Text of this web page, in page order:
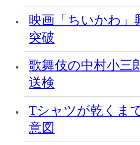
映画「ちいかわ」
突破
歌舞伎の中村小三
送検
Tシャツが乾くま
意図